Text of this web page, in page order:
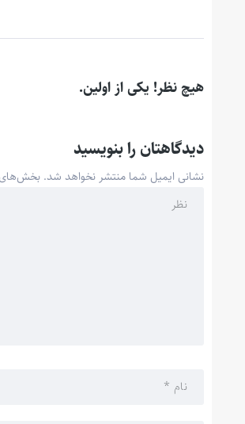
هیچ نظر! یکی از اولین.
دیدگاهتان را بنویسید
نشانی ایمیل شما منتشر نخواهد شد. بخش‌های